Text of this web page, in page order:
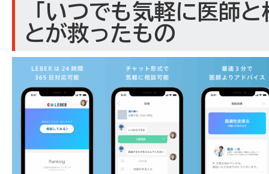
「いつでも気軽に医師
とが救ったもの